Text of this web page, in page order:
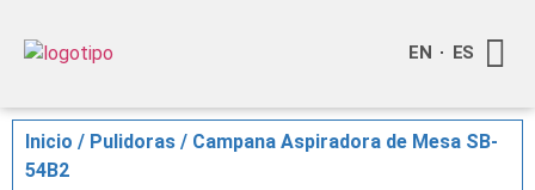
EN ES
Inicio / Pulidoras / Campana Aspiradora de Mesa SB-
54B2